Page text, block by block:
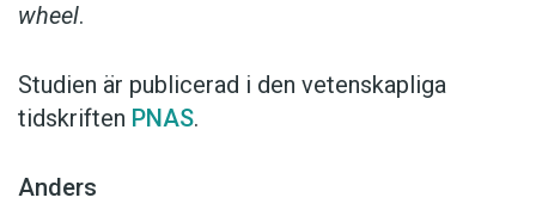
wheel.
Studien är publicerad i den vetenskapliga
tidskriften PNAS.
Anders